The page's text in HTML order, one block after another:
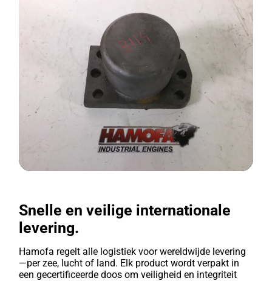
Snelle en veilige internationale
levering.
Hamofa regelt alle logistiek voor wereldwijde levering
—per zee, lucht of land. Elk product wordt verpakt in
een gecertificeerde doos om veiligheid en integriteit